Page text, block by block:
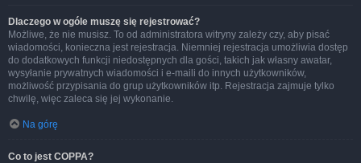
Dlaczego w ogóle muszę się rejestrować?
Możliwe, że nie musisz. To od administratora witryny zależy czy, aby pisać
wiadomości, konieczna jest rejestracja. Niemniej rejestracja umożliwia dostęp
do dodatkowych funkcji niedostępnych dla gości, takich jak własny awatar,
wysyłanie prywatnych wiadomości i e-maili do innych użytkowników,
możliwość przypisania do grup użytkowników itp. Rejestracja zajmuje tylko
chwilę, więc zaleca się jej wykonanie.
Na górę
Co to jest COPPA?